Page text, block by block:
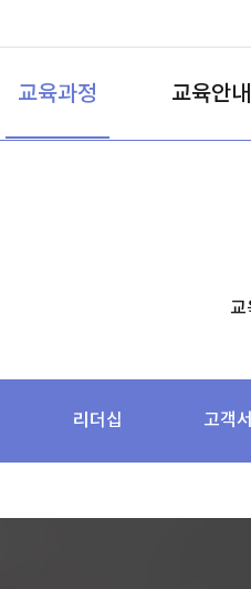
교육과정 교육안내
교
리더십 고객